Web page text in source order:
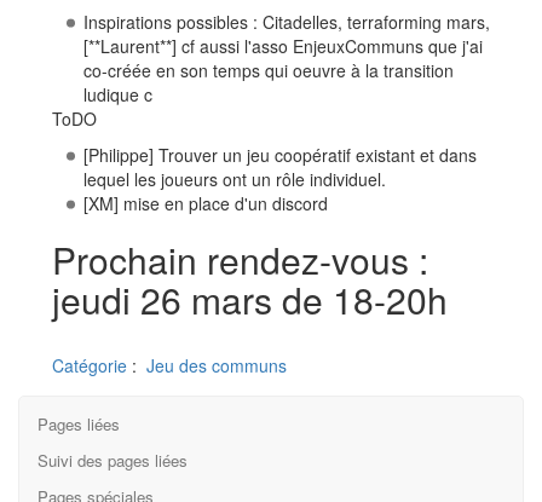
Inspirations possibles : Citadelles, terraforming mars,
[**Laurent**] cf aussi l'asso EnjeuxCommuns que j'ai
co-créée en son temps qui oeuvre à la transition
ludique c
ToDO
[Philippe] Trouver un jeu coopératif existant et dans
lequel les joueurs ont un rôle individuel.
[XM] mise en place d'un discord
Prochain rendez-vous :
jeudi 26 mars de 18-20h
Catégorie : Jeu des communs
Pages liées
Suivi des pages liées
Pages spéciales